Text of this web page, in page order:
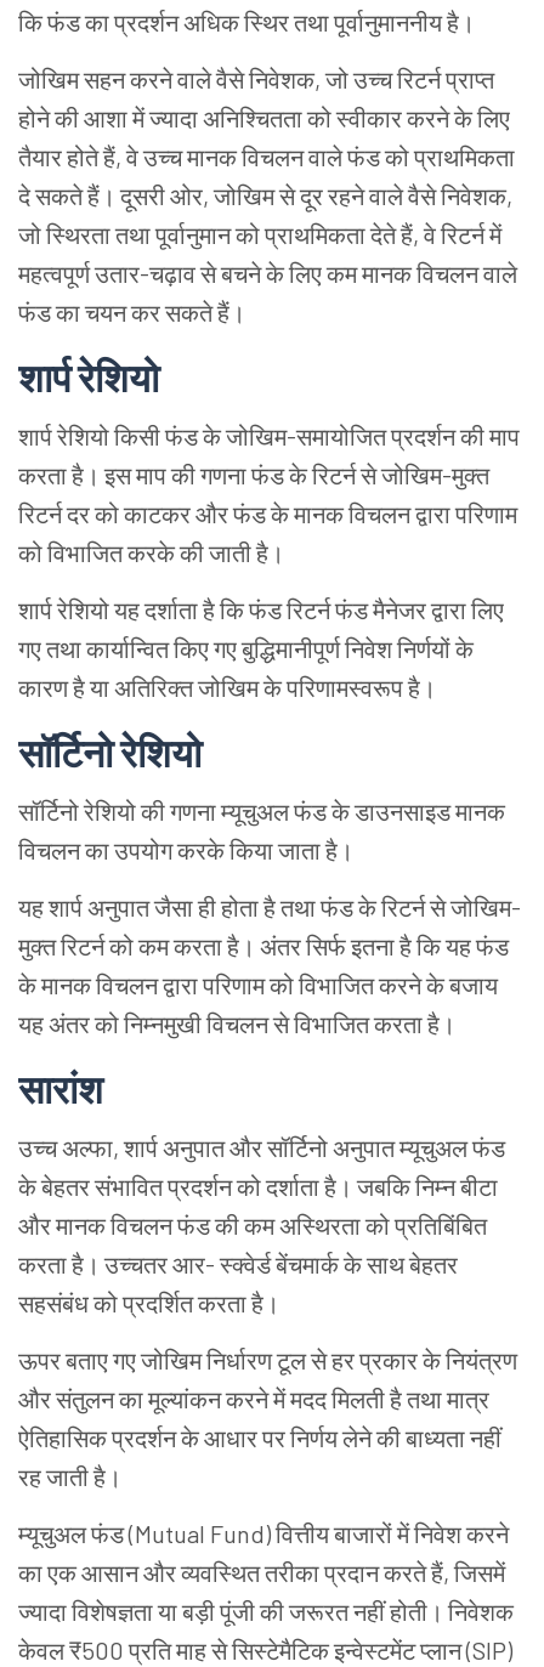
कि फंड का प्रदर्शन अधिक स्थिर तथा पूर्वानुमाननीय है।
जोखिम सहन करने वाले वैसे निवेशक, जो उच्च रिटर्न प्राप्त
होने की आशा में ज्यादा अनिश्चितता को स्वीकार करने के लिए
तैयार होते हैं, वे उच्च मानक विचलन वाले फंड को प्राथमिकता
दे सकते हैं। दूसरी ओर, जोखिम से दूर रहने वाले वैसे निवेशक,
जो स्थिरता तथा पूर्वानुमान को प्राथमिकता देते हैं, वे रिटर्न में
महत्वपूर्ण उतार-चढ़ाव से बचने के लिए कम मानक विचलन वाले
फंड का चयन कर सकते हैं।
शार्प रेशियो
शार्प रेशियो किसी फंड के जोखिम-समायोजित प्रदर्शन की माप
करता है। इस माप की गणना फंड के रिटर्न से जोखिम-मुक्त
रिटर्न दर को काटकर और फंड के मानक विचलन द्वारा परिणाम
को विभाजित करके की जाती है।
शार्प रेशियो यह दर्शाता है कि फंड रिटर्न फंड मैनेजर द्वारा लिए
गए तथा कार्यान्वित किए गए बुद्धिमानीपूर्ण निवेश निर्णयों के
कारण है या अतिरिक्त जोखिम के परिणामस्वरूप है।
सॉर्टिनो रेशियो
सॉर्टिनो रेशियो की गणना म्यूचुअल फंड के डाउनसाइड मानक
विचलन का उपयोग करके किया जाता है।
यह शार्प अनुपात जैसा ही होता है तथा फंड के रिटर्न से जोखिम-
मुक्त रिटर्न को कम करता है। अंतर सिर्फ इतना है कि यह फंड
के मानक विचलन द्वारा परिणाम को विभाजित करने के बजाय
यह अंतर को निम्नमुखी विचलन से विभाजित करता है।
सारांश
उच्च अल्फा, शार्प अनुपात और सॉर्टिनो अनुपात म्यूचुअल फंड
के बेहतर संभावित प्रदर्शन को दर्शाता है। जबकि निम्न बीटा
और मानक विचलन फंड की कम अस्थिरता को प्रतिबिंबित
करता है। उच्चतर आर- स्क्वेर्ड बेंचमार्क के साथ बेहतर
सहसंबंध को प्रदर्शित करता है।
ऊपर बताए गए जोखिम निर्धारण टूल से हर प्रकार के नियंत्रण
और संतुलन का मूल्यांकन करने में मदद मिलती है तथा मात्र
ऐतिहासिक प्रदर्शन के आधार पर निर्णय लेने की बाध्यता नहीं
रह जाती है।
म्यूचुअल फंड (Mutual Fund) वित्तीय बाजारों में निवेश करने
का एक आसान और व्यवस्थित तरीका प्रदान करते हैं, जिसमें
ज्यादा विशेषज्ञता या बड़ी पूंजी की जरूरत नहीं होती। निवेशक
केवल ₹500 प्रति माह से सिस्टेमैटिक इन्वेस्टमेंट प्लान (SIP)